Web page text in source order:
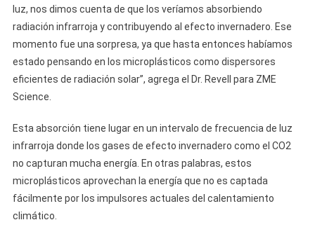
luz, nos dimos cuenta de que los veríamos absorbiendo
radiación infrarroja y contribuyendo al efecto invernadero. Ese
momento fue una sorpresa, ya que hasta entonces habíamos
estado pensando en los microplásticos como dispersores
eficientes de radiación solar”, agrega el Dr. Revell para ZME
Science.
Esta absorción tiene lugar en un intervalo de frecuencia de luz
infrarroja donde los gases de efecto invernadero como el CO2
no capturan mucha energía. En otras palabras, estos
microplásticos aprovechan la energía que no es captada
fácilmente por los impulsores actuales del calentamiento
climático.